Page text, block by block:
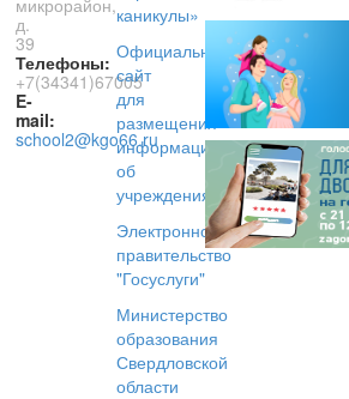
д.
39
Телефоны:
+7(34341)67005
E-
mail:
school2@kgo66.ru
каникулы»
Официальный
сайт
для
размещения
информации
об
учреждениях
Электронное
правительство
"Госуслуги"
Министерство
образования
Свердловской
области